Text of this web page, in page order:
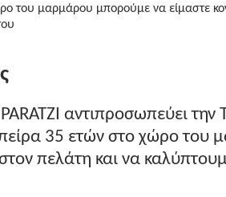
του μαρμάρου μπορούμε να είμαστε
αντιπροσωπεύει την
35 ετών στο χώρο του
πελάτη και να